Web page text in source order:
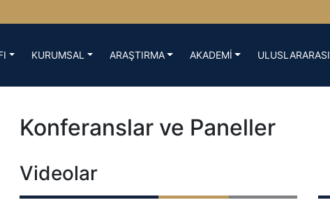
KURUMSAL ARAŞTIRMA AKADEMİ ULUSLARARASI
Konferanslar ve Paneller
Videolar